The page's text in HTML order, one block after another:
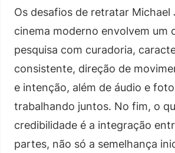
Os desafios de retratar Michael
cinema moderno envolvem um
pesquisa com curadoria,
consistente, direção de
e intenção, além de áudio e
trabalhando juntos. No fim, o
credibilidade é a integração
partes, não só a semelhança